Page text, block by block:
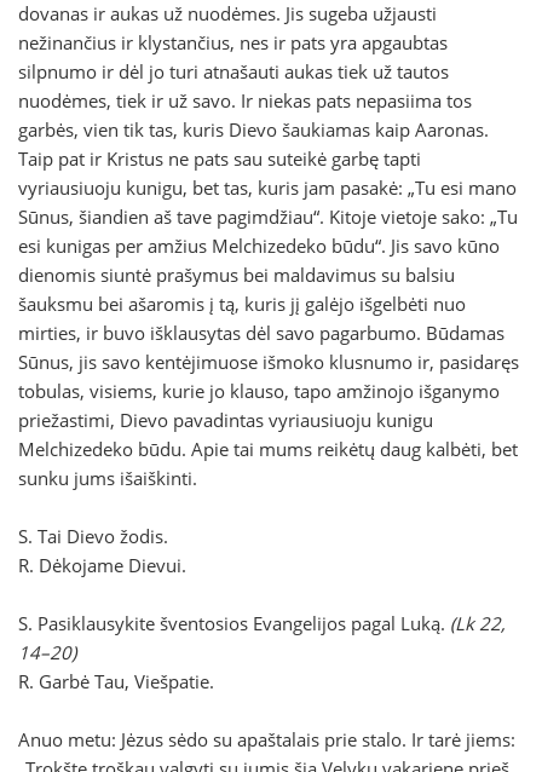
dovanas ir aukas už nuodėmes. Jis sugeba užjausti
nežinančius ir klystančius, nes ir pats yra apgaubtas
silpnumo ir dėl jo turi atnašauti aukas tiek už tautos
nuodėmes, tiek ir už savo. Ir niekas pats nepasiima tos
garbės, vien tik tas, kuris Dievo šaukiamas kaip Aaronas.
Taip pat ir Kristus ne pats sau suteikė garbę tapti
vyriausiuoju kunigu, bet tas, kuris jam pasakė: „Tu esi mano
Sūnus, šiandien aš tave pagimdžiau“. Kitoje vietoje sako: „Tu
esi kunigas per amžius Melchizedeko būdu“. Jis savo kūno
dienomis siuntė prašymus bei maldavimus su balsiu
šauksmu bei ašaromis į tą, kuris jį galėjo išgelbėti nuo
mirties, ir buvo išklausytas dėl savo pagarbumo. Būdamas
Sūnus, jis savo kentėjimuose išmoko klusnumo ir, pasidaręs
tobulas, visiems, kurie jo klauso, tapo amžinojo išganymo
priežastimi, Dievo pavadintas vyriausiuoju kunigu
Melchizedeko būdu. Apie tai mums reikėtų daug kalbėti, bet
sunku jums išaiškinti.
S. Tai Dievo žodis.
R. Dėkojame Dievui.
S. Pasiklausykite šventosios Evangelijos pagal Luką. (Lk 22,
14–20)
R. Garbė Tau, Viešpatie.
Anuo metu: Jėzus sėdo su apaštalais prie stalo. Ir tarė jiems: